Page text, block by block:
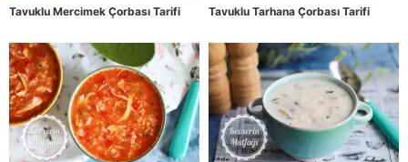
Tavuklu Mercimek Çorbası Tarifi Tavuklu Tarhana Çorbası Tarifi